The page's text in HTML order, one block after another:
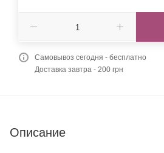
Самовывоз сегодня - бесплатно
Доставка завтра - 200 грн
Описание